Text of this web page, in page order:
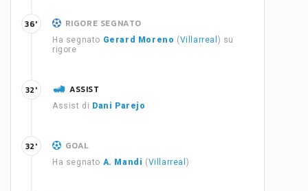
RIGORE SEGNATO
Ha segnato Gerard Moreno (Villarreal ) su
rigore
36'
ASSIST
Assist di Dani Parejo
32'
GOAL
Ha segnato A. Mandi (Villarreal )
32'